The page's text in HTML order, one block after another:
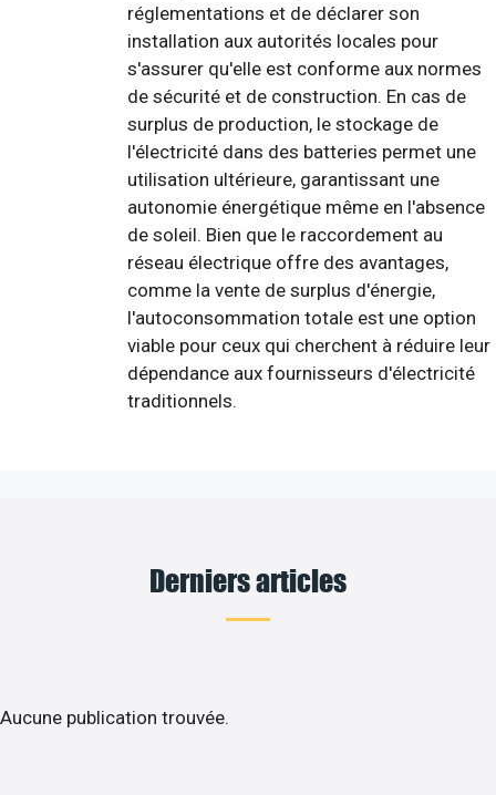
réglementations et de déclarer son
installation aux autorités locales pour
s'assurer qu'elle est conforme aux normes
de sécurité et de construction. En cas de
surplus de production, le stockage de
l'électricité dans des batteries permet une
utilisation ultérieure, garantissant une
autonomie énergétique même en l'absence
de soleil. Bien que le raccordement au
réseau électrique offre des avantages,
comme la vente de surplus d'énergie,
l'autoconsommation totale est une option
viable pour ceux qui cherchent à réduire leur
dépendance aux fournisseurs d'électricité
traditionnels.
Derniers articles
Aucune publication trouvée.